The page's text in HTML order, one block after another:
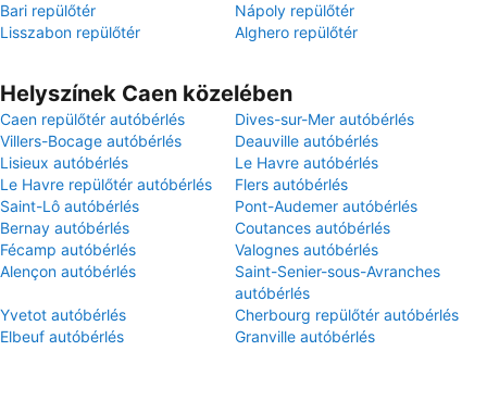
Bari repülőtér
Nápoly repülőtér
Lisszabon repülőtér
Alghero repülőtér
Helyszínek Caen közelében
Caen repülőtér autóbérlés
Dives-sur-Mer autóbérlés
Villers-Bocage autóbérlés
Deauville autóbérlés
Lisieux autóbérlés
Le Havre autóbérlés
Le Havre repülőtér autóbérlés
Flers autóbérlés
Saint-Lô autóbérlés
Pont-Audemer autóbérlés
Bernay autóbérlés
Coutances autóbérlés
Fécamp autóbérlés
Valognes autóbérlés
Alençon autóbérlés
Saint-Senier-sous-Avranches
autóbérlés
Yvetot autóbérlés
Cherbourg repülőtér autóbérlés
Elbeuf autóbérlés
Granville autóbérlés